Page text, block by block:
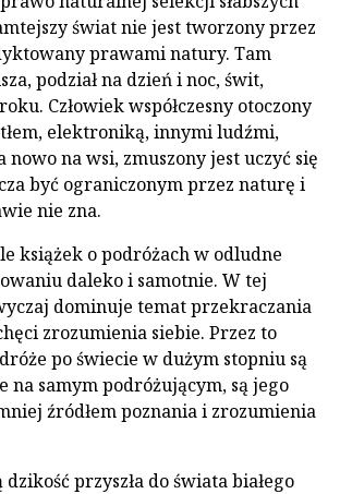
świat nie jest tworzony przez
prawami natury. Tam
podział na dzień i noc, świt,
Człowiek współczesny otoczony
elektroniką, innymi ludźmi,
nowo na wsi, zmuszony jest uczyć się
być ograniczonym przez naturę i
nie zna.
książek o podróżach w odludne
daleko i samotnie. W tej
dominuje temat przekraczania
zrozumienia siebie. Przez to
po świecie w dużym stopniu są
na samym podróżującym, są jego
źródłem poznania i zrozumienia
przyszła do świata białego